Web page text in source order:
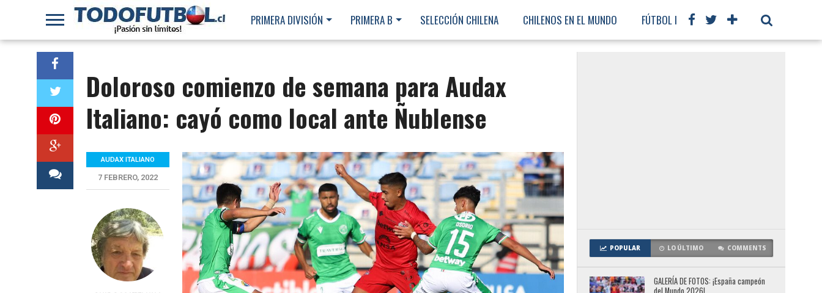
PRIMERA DIVISIÓN PRIMERA B SELECCIÓN CHILENA CHILENOS EN EL MUNDO FÚTBOL INTERNACIONAL
Doloroso comienzo de semana para Audax
Italiano: cayó como local ante Ñublense
AUDAX ITALIANO
7 FEBRERO, 2022
POPULAR LO ÚLTIMO COMMENTS
GALERÍA DE FOTOS: ¡España campeón